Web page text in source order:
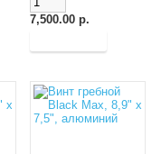
7,500.00 р.